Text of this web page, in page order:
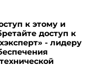
должно
и технических
технические
строительным
к этому и
доступ к
- лидеру